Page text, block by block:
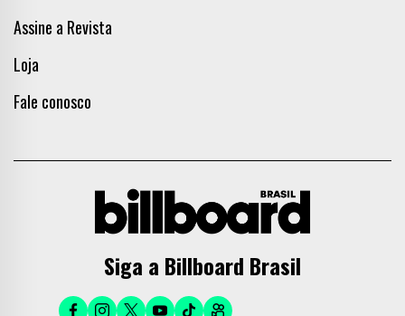
Assine a Revista
Loja
Fale conosco
Siga a Billboard Brasil